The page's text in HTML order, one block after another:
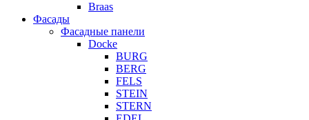
Braas
Фасады
Фасадные панели
Docke
BURG
BERG
FELS
STEIN
STERN